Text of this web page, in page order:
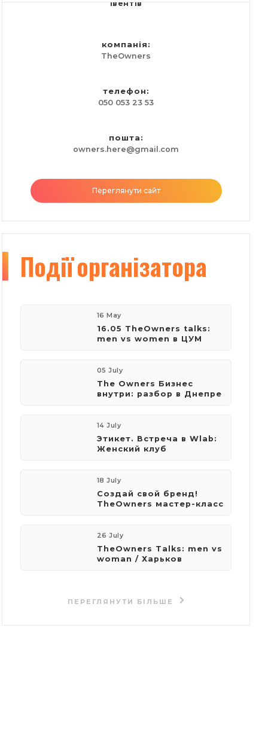
івентів
компанія:
TheOwners
телефон:
050 053 23 53
пошта:
owners.here@gmail.com
Переглянути сайт
Подіїорганізатора
16 May
16.05 TheOwners talks:
men vs women в ЦУМ
05 July
The Owners Бизнес
внутри: разбор в Днепре
14 July
Этикет. Встреча в Wlab:
Женский клуб
18 July
Создай свой бренд!
TheOwners мастер-класс
26 July
TheOwners Talks: men vs
woman / Харьков
ПЕРЕГЛЯНУТИ БІЛЬШЕ